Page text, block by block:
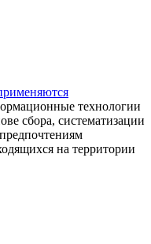
технологии
сбора, систематизации
на территории